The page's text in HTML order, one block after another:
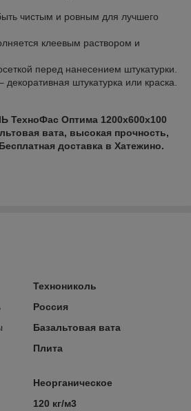
чистым и ровным для лучшего
клеевым раствором и
перед нанесением штукатурки.
декоративная штукатурка или краска.
ТехноФас Оптима 1200х600х100
вата, высокая прочность,
доставка в Хатежино.
Технониколь
Россия
Базальтовая вата
Плита
Неорганическое
120 кг/м3